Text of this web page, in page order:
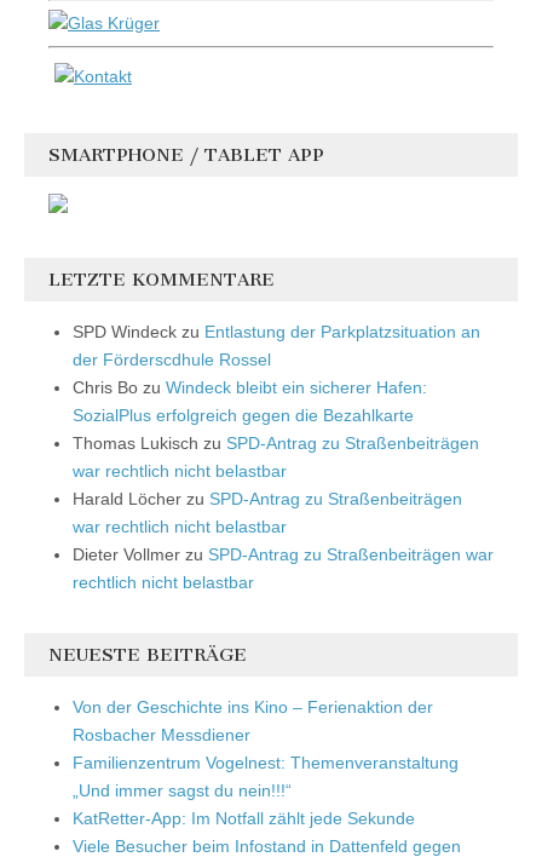
SMARTPHONE / TABLET APP
LETZTE KOMMENTARE
SPD Windeck zu Entlastung der Parkplatzsituation an
der Förderscdhule Rossel
Chris Bo zu Windeck bleibt ein sicherer Hafen:
SozialPlus erfolgreich gegen die Bezahlkarte
Thomas Lukisch zu SPD-Antrag zu Straßenbeiträgen
war rechtlich nicht belastbar
Harald Löcher zu SPD-Antrag zu Straßenbeiträgen
war rechtlich nicht belastbar
Dieter Vollmer zu SPD-Antrag zu Straßenbeiträgen war
rechtlich nicht belastbar
NEUESTE BEITRÄGE
Von der Geschichte ins Kino – Ferienaktion der
Rosbacher Messdiener
Familienzentrum Vogelnest: Themenveranstaltung
„Und immer sagst du nein!!!“
KatRetter-App: Im Notfall zählt jede Sekunde
Viele Besucher beim Infostand in Dattenfeld gegen